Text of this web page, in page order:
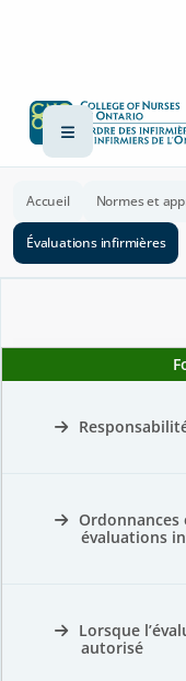
Accueil Normes et
Évaluations infirmières
évaluations
Lorsque
autorisé